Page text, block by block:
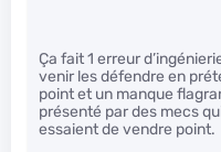
Ça fait 1 erreur
venir les défendre en
point et un manque
présenté par des mecs
essaient de vendre point.